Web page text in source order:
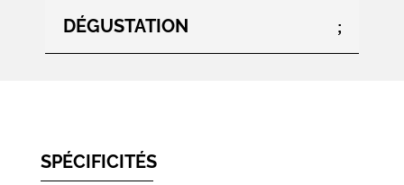
DÉGUSTATION
SPÉCIFICITÉS